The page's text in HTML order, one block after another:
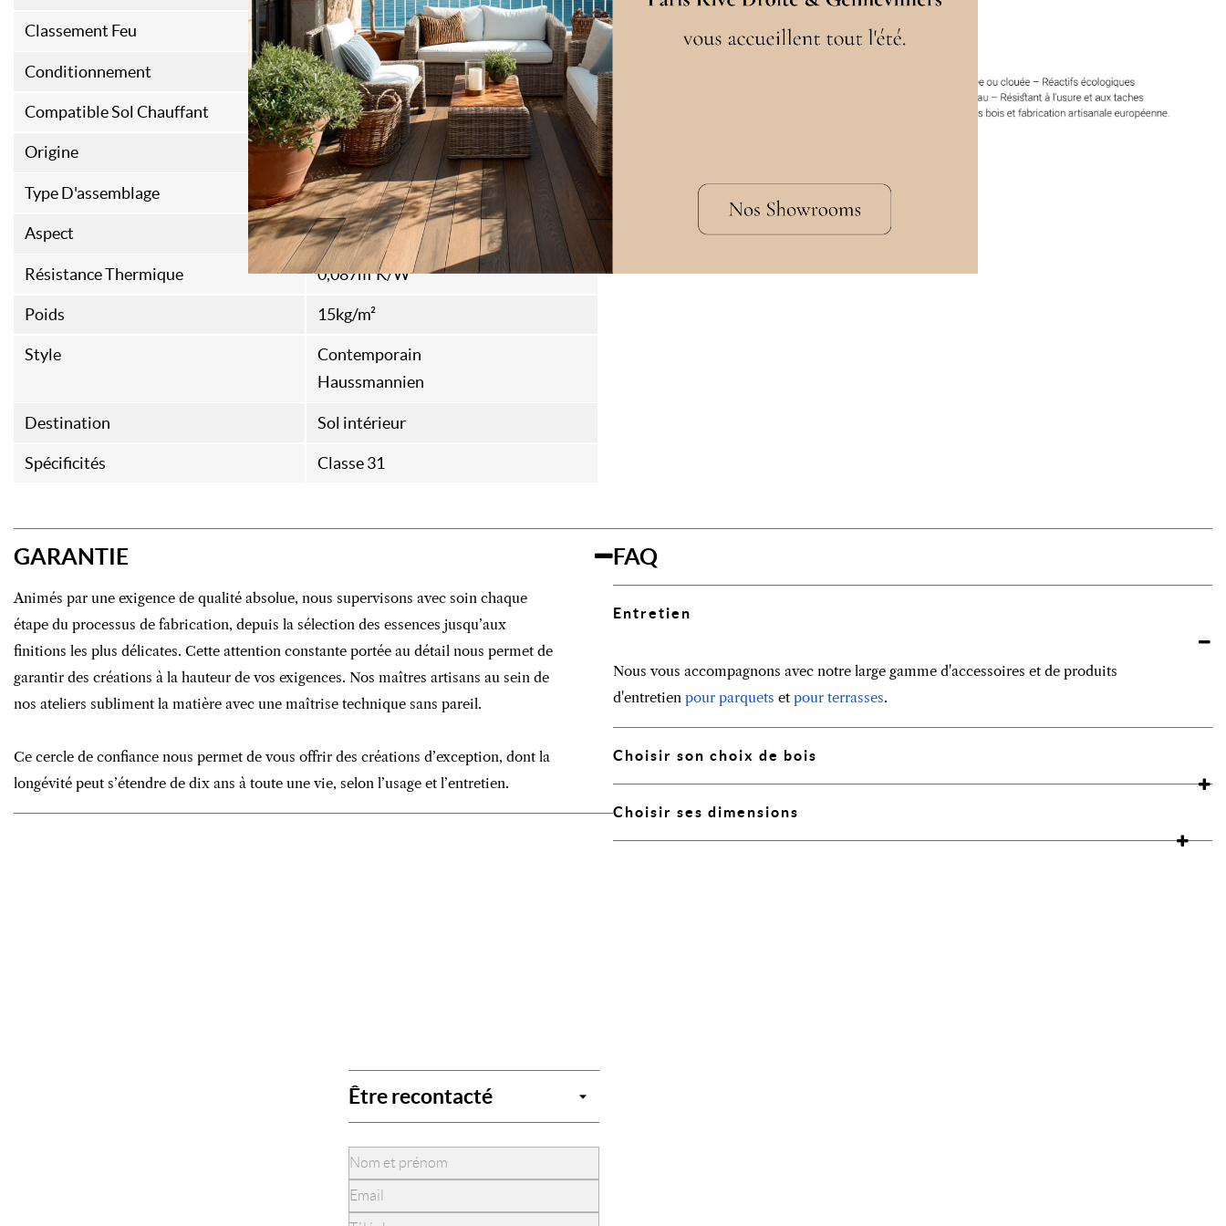
Classement Feu DFL-S1
Conditionnement 1
Compatible Sol Chauffant Non
Origine Fabrication Belgique
Type D'assemblage Rainures et Languettes
Aspect Brossé main
Résistance Thermique 0,087m²K/W
Poids 15kg/m²
Style
Contemporain
Haussmannien
Destination Sol intérieur
Spécificités Classe 31
GARANTIE
Animés par une exigence de qualité absolue, nous supervisons avec soin chaque
étape du processus de fabrication, depuis la sélection des essences jusqu’aux
finitions les plus délicates. Cette attention constante portée au détail nous permet de
garantir des créations à la hauteur de vos exigences. Nos maîtres artisans au sein de
nos ateliers subliment la matière avec une maîtrise technique sans pareil.
Ce cercle de confiance nous permet de vous offrir des créations d’exception, dont la
longévité peut s’étendre de dix ans à toute une vie, selon l’usage et l’entretien.
FAQ
Entretien
Nous vous accompagnons avec notre large gamme d'accessoires et de produits
d'entretien pour parquets et pour terrasses.
Choisir son choix de bois
Choisir ses dimensions